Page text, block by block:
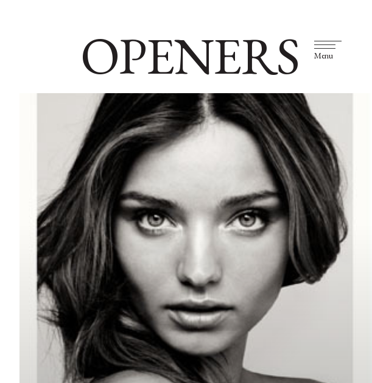
OPENERS Menu